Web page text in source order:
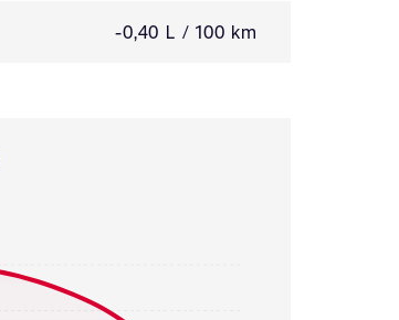
-0,40 L / 100 km